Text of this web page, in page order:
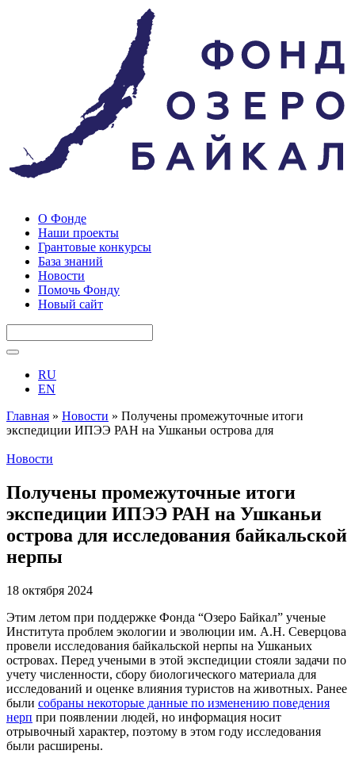
О Фонде
Наши проекты
Грантовые конкурсы
База знаний
Новости
Помочь Фонду
Новый сайт
RU
EN
Главная » Новости » Получены промежуточные итоги
экспедиции ИПЭЭ РАН на Ушканьи острова для
Новости
Получены промежуточные итоги
экспедиции ИПЭЭ РАН на Ушканьи
острова для исследования байкальской
нерпы
18 октября 2024
Этим летом при поддержке Фонда “Озеро Байкал” ученые
Института проблем экологии и эволюции им. А.Н. Северцова
провели исследования байкальской нерпы на Ушканьих
островах. Перед учеными в этой экспедиции стояли задачи по
учету численности, сбору биологического материала для
исследований и оценке влияния туристов на животных. Ранее
были собраны некоторые данные по изменению поведения
нерп при появлении людей, но информация носит
отрывочный характер, поэтому в этом году исследования
были расширены.